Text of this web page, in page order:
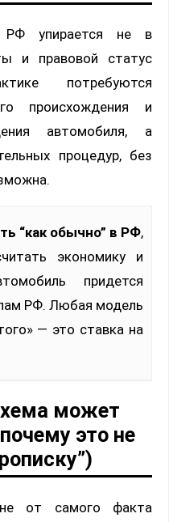
упирается не в
и правовой статус
потребуются
происхождения и
автомобиля, а
процедур, без
“как обычно” в РФ,
экономику и
придется
РФ. Любая модель
— это ставка на
может
это не
не от самого факта